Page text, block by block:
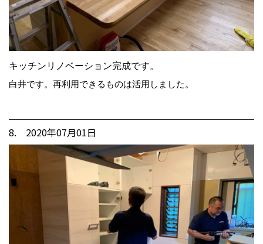
キッチンリノベーション完成です。
白井です。再利用できるものは活用しました。
8. 2020年07月01日